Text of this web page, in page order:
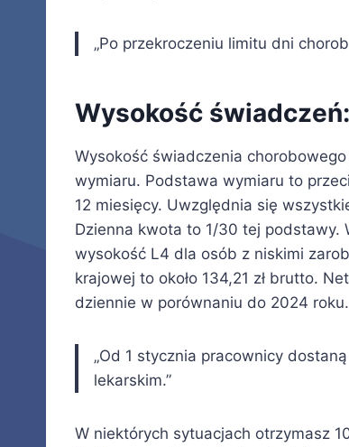
„Po przekroczeniu limitu dni
Wysokość
Wysokość świadczenia
wymiaru. Podstawa wymiaru to
12 miesięcy. Uwzględnia się
Dzienna kwota to 1/30 tej podstawy.
wysokość L4 dla osób z niskimi
krajowej to około 134,21 zł brutto.
dziennie w porównaniu do 2024 roku.
„Od 1 stycznia pracownicy
lekarskim.”
W niektórych sytuacjach otrzymasz